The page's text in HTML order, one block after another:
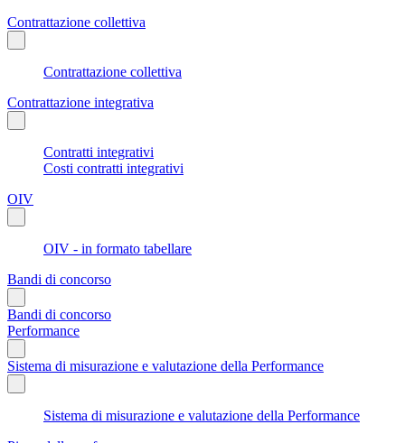
Contrattazione collettiva
Contrattazione collettiva
Contrattazione integrativa
Contratti integrativi
Costi contratti integrativi
OIV
OIV - in formato tabellare
Bandi di concorso
Bandi di concorso
Performance
Sistema di misurazione e valutazione della Performance
Sistema di misurazione e valutazione della Performance